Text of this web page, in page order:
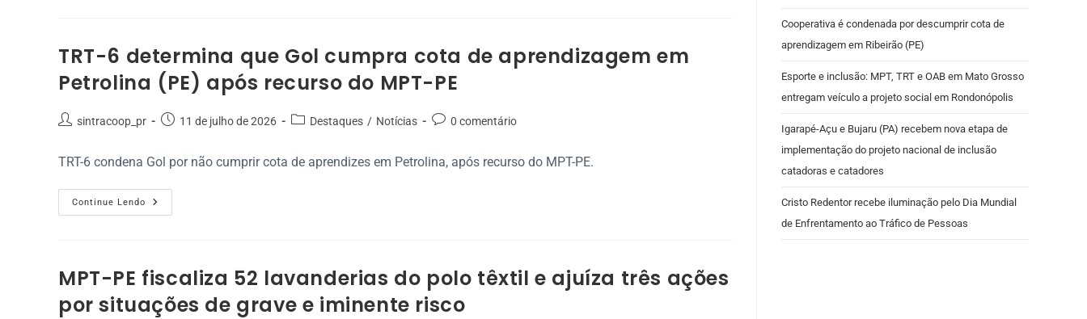
TRT-6 determina que Gol cumpra cota de aprendizagem em
Petrolina (PE) após recurso do MPT-PE
sintracoop_pr 11 de julho de 2026 Destaques / Notícias 0 comentário
TRT-6 condena Gol por não cumprir cota de aprendizes em Petrolina, após recurso do MPT-PE.
Continue Lendo
MPT-PE fiscaliza 52 lavanderias do polo têxtil e ajuíza três ações
por situações de grave e iminente risco
Cooperativa é condenada por descumprir cota de
aprendizagem em Ribeirão (PE)
Esporte e inclusão: MPT, TRT e OAB em Mato Grosso
entregam veículo a projeto social em Rondonópolis
Igarapé-Açu e Bujaru (PA) recebem nova etapa de
implementação do projeto nacional de inclusão
catadoras e catadores
Cristo Redentor recebe iluminação pelo Dia Mundial
de Enfrentamento ao Tráfico de Pessoas